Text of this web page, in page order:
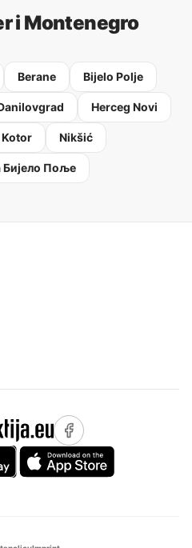
i Montenegro
Berane Bijelo Polje
Herceg Novi
Kotor Nikšić
Бијело Поље